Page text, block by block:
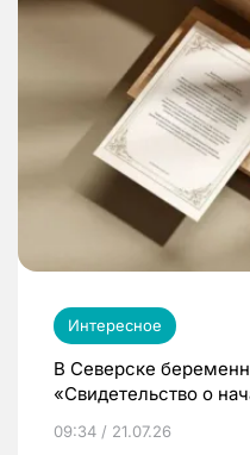
Интересное
В Северске
«Свидетельство о
09:34 / 21.07.26